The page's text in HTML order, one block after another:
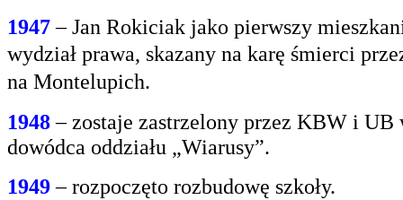
1947 – Jan Rokiciak jako pierwszy
wydział prawa, skazany na karę śmierci
na Montelupich.
1948– zostaje zastrzelony przez KBW i
dowódca oddziału „Wiarusy”.
1949 – rozpoczęto rozbudowę szkoły.